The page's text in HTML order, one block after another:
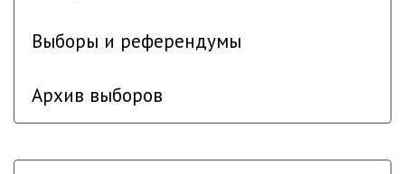
Выборы и референдумы
Архив выборов